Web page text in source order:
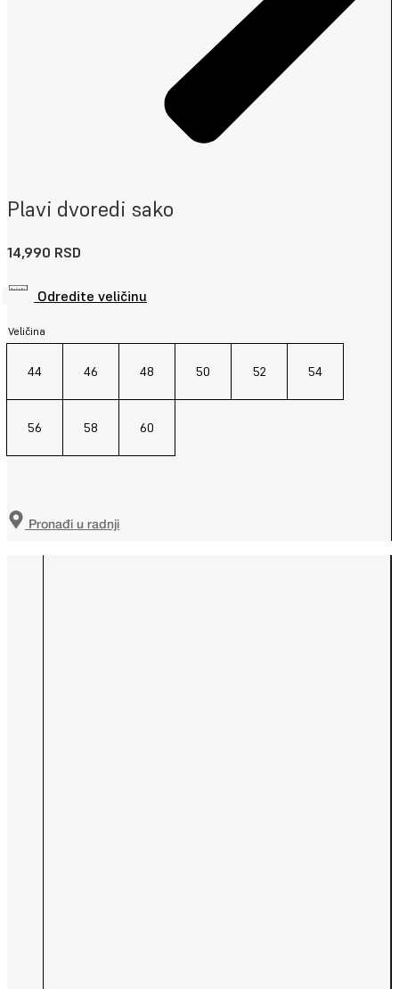
Plavi dvoredi sako
14,990 RSD
Odredite veličinu
Veličina
44 46 48 50 52 54
56 58 60
Pronađi u radnji